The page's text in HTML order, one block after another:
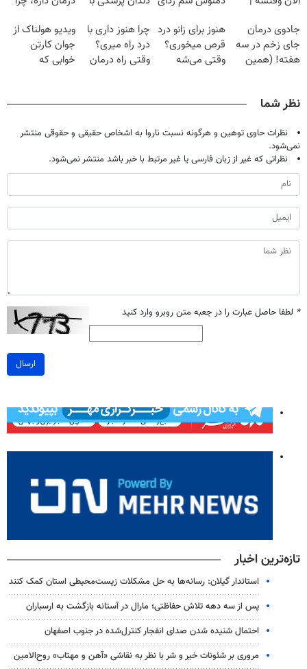
میلیون تومان!!!
خانگی
تحمل میکنی؟❗
جادوی درمان
جای زخم در سه
هفته! (همین
هنوز برای زانو درد
قرص میخوری؟
وقتی می‌شه
چرا هنوز داری با
درد راه میری؟
وقتی راه درمان
ویدیو هولناک از
جوان کارتن
خوابی که
نظر شما
نظرات حاوی توهین و هرگونه نسبت ناروا به اشخاص حقیقی و حقوقی منتشر
نمی‌شود.
نظراتی که غیر از زبان فارسی یا غیر مرتبط با خبر باشد منتشر نمی‌شود.
* لطفا حاصل عبارت را در جعبه متن روبرو وارد کنید
ارسال
تازه‌ترین اخبار
استاندار گیلان: رسانه‌ها به حل مشکلات زیست‌محیطی استان کمک کنند
پس از سه دهه تلاش حفاظتی؛ مارال در آستانه بازگشت به ارسباران
احتمال شنیده شدن صدای انفجار کنترل‌شده در جنوب اصفهان
مروری بر شئونات خیر و شر با نظر به نقاشی «آهن و مهتاب» روح‌الامین